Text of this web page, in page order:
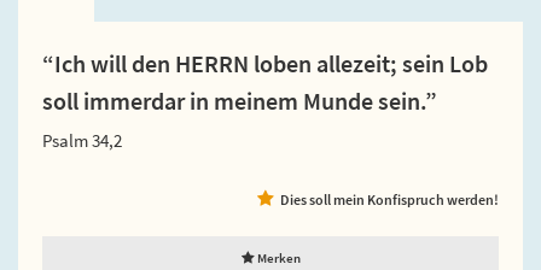
“Ich will den HERRN loben allezeit; sein Lob
soll immerdar in meinem Munde sein.”
Psalm 34,2
Dies soll mein Konfispruch werden!
Merken